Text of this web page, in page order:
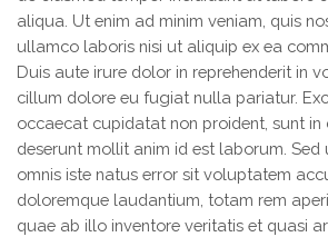
aliqua. Ut enim ad minim veniam, quis
ullamco laboris nisi ut aliquip ex ea
Duis aute irure dolor in reprehenderit in
cillum dolore eu fugiat nulla pariatur.
occaecat cupidatat non proident, sunt
deserunt mollit anim id est laborum. Sed
omnis iste natus error sit voluptatem
doloremque laudantium, totam rem
quae ab illo inventore veritatis et quasi